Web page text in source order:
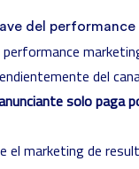
del performance
performance
del
solo paga
el marketing de